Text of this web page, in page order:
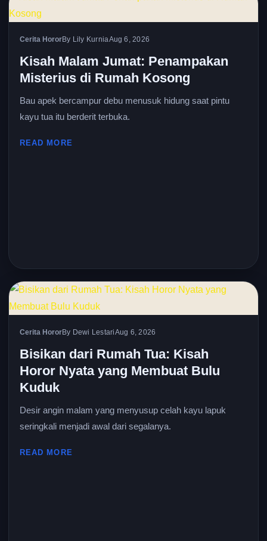
Cerita HororBy Lily KurniaAug 6, 2026
Kisah Malam Jumat: Penampakan
Misterius di Rumah Kosong
Bau apek bercampur debu menusuk hidung saat pintu
kayu tua itu berderit terbuka.
READ MORE
Cerita HororBy Dewi LestariAug 6, 2026
Bisikan dari Rumah Tua: Kisah
Horor Nyata yang Membuat Bulu
Kuduk
Desir angin malam yang menyusup celah kayu lapuk
seringkali menjadi awal dari segalanya.
READ MORE